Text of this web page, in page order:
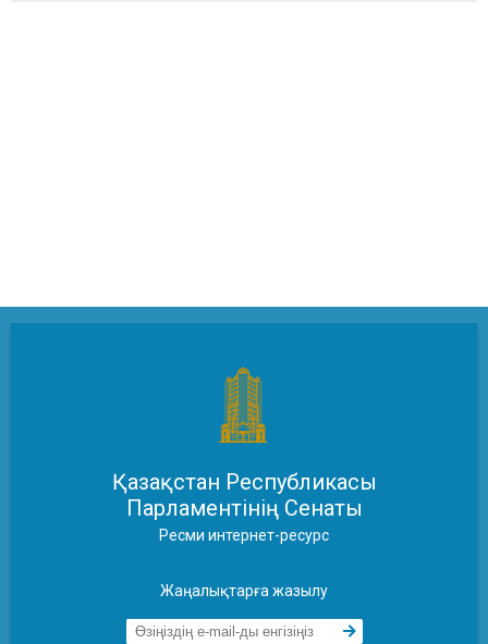
Қазақстан Республикасы
Парламентінің Сенаты
Ресми интернет-ресурс
Жаңалықтарға жазылу